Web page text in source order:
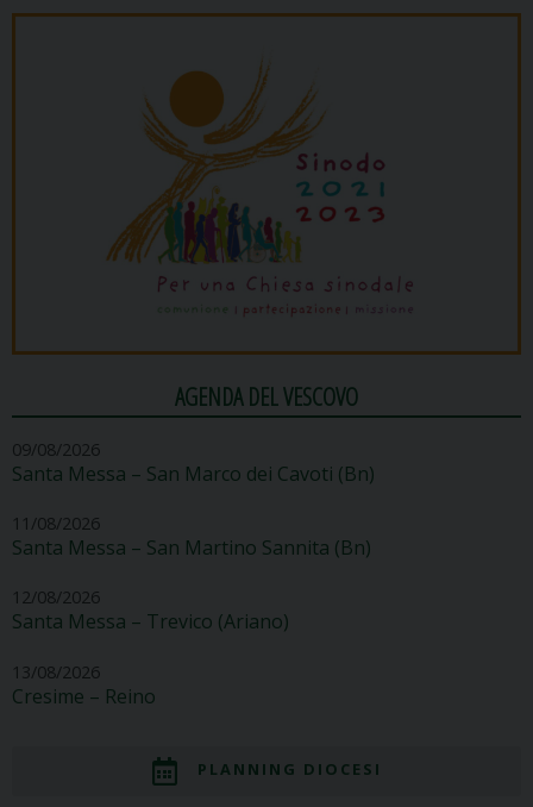
AGENDA DEL VESCOVO
09/08/2026
Santa Messa – San Marco dei Cavoti (Bn)
11/08/2026
Santa Messa – San Martino Sannita (Bn)
12/08/2026
Santa Messa – Trevico (Ariano)
13/08/2026
Cresime – Reino
PLANNING DIOCESI